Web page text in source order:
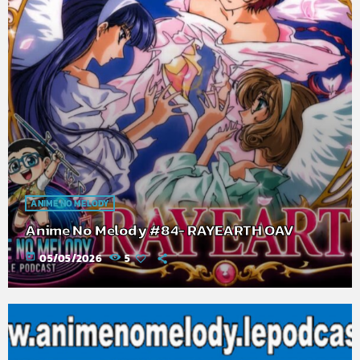
ANIME NO MELODY
Anime No Melody #84- RAYEARTH OAV
today 05/05/2026 5